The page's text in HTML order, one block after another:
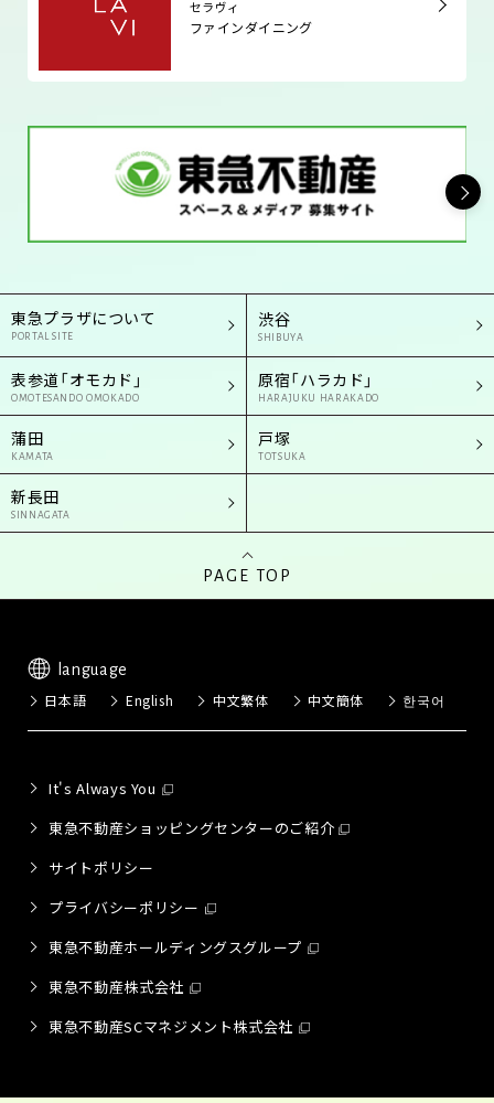
セラヴィ
ファインダイニング
東急プラザについて
PORTAL SITE
渋谷
SHIBUYA
表参道「オモカド」
OMOTESANDO OMOKADO
原宿「ハラカド」
HARAJUKU HARAKADO
蒲田
KAMATA
戸塚
TOTSUKA
新長田
SINNAGATA
PAGE TOP
language
日本語 English 中文繁体 中文簡体 한국어
It's Always You
東急不動産ショッピングセンターのご紹介
サイトポリシー
プライバシーポリシー
東急不動産ホールディングスグループ
東急不動産株式会社
東急不動産SCマネジメント株式会社